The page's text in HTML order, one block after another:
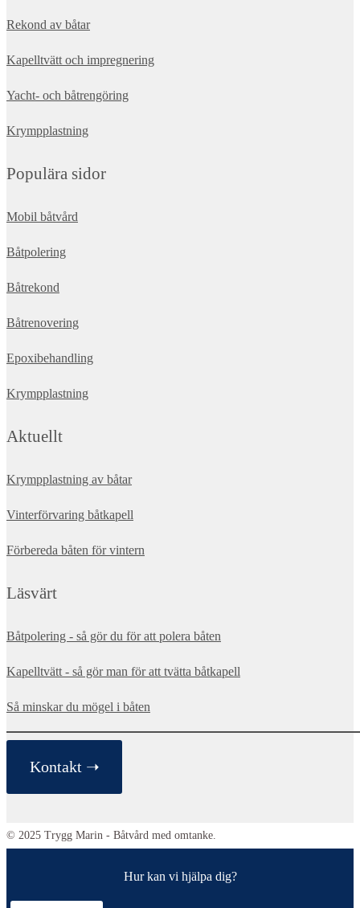
Rekond av båtar
Kapelltvätt och impregnering
Yacht- och båtrengöring
Krympplastning
Populära sidor
Mobil båtvård
Båtpolering
Båtrekond
Båtrenovering
Epoxibehandling
Krympplastning
Aktuellt
Krympplastning av båtar
Vinterförvaring båtkapell
Förbereda båten för vintern
Läsvärt
Båtpolering - så gör du för att polera båten
Kapelltvätt - så gör man för att tvätta båtkapell
Så minskar du mögel i båten
Kontakt ➝
© 2025 Trygg Marin - Båtvård med omtanke.
Hur kan vi hjälpa dig?